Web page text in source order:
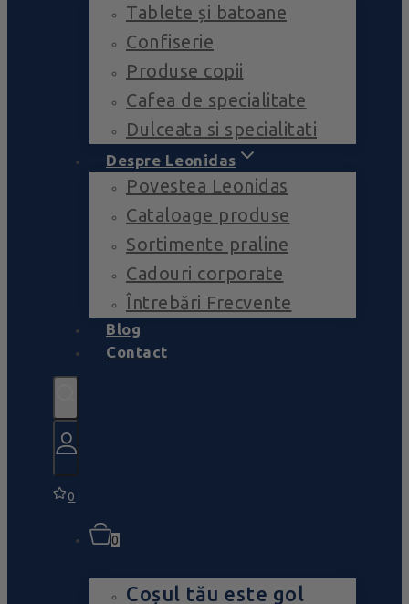
Tablete și batoane
Confiserie
Produse copii
Cafea de specialitate
Dulceata si specialitati
Despre Leonidas
Povestea Leonidas
Cataloage produse
Sortimente praline
Cadouri corporate
Întrebări Frecvente
Blog
Contact
0
0
Coșul tău este gol